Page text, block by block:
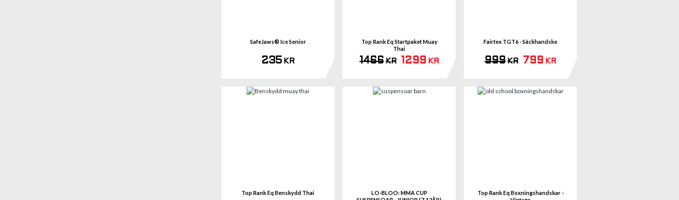
SafeJaws® Ice Senior
235 KR
Top Rank Eq Startpaket Muay
Thai
1466 KR 1299 KR
Fairtex TGT6 - Säckhandske
999 KR 799 KR
Top Rank Eq Benskydd Thai
LO-BLOO: MMA CUP
Top Rank Eq Boxningshandskar -